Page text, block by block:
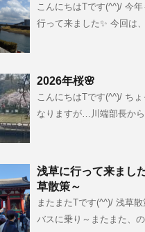
こんにちはTです(^^)/ 今年
行って来ました✨ 今回は、
2026年桜🌸
こんにちはTです(^^)/ ちょ
なりますが…川端部長から
浅草に行って来まし
草散策～
またまたTです(^^)/ 浅草
バスに乗り～またまた、